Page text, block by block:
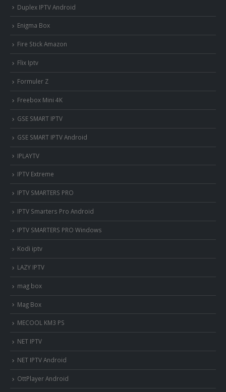
Duplex IPTV Android
Enigma Box
Fire Stick Amazon
Flix Iptv
Formuler Z
Freebox Mini 4K
‎GSE SMART IPTV
GSE SMART IPTV Android
IPLAYTV
IPTV Extreme
IPTV SMARTERS PRO
IPTV Smarters Pro Android
IPTV SMARTERS PRO Windows
Kodi iptv
LAZY IPTV
mag box
Mag Box
MECOOL KM3 PS
NET IPTV
NET IPTV Android
OttPlayer Android